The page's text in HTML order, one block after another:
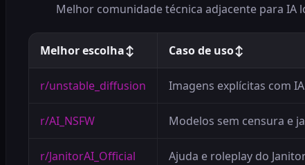
Melhor comunidade técnica adjacente para IA
Melhor escolha↕ Caso de uso↕
r/unstable_diffusion Imagens explícitas com IA
r/AI_NSFW Modelos sem censura e
r/JanitorAI_Official Ajuda e roleplay do